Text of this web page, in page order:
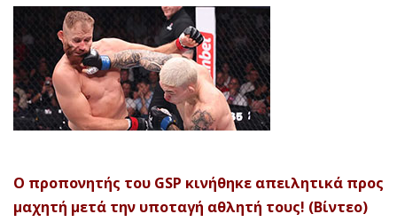
Ο προπονητής του GSP κινήθηκε απειλητικά προς
μαχητή μετά την υποταγή αθλητή τους! (Βίντεο)